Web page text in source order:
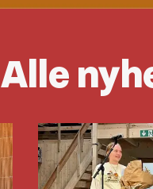
Alle